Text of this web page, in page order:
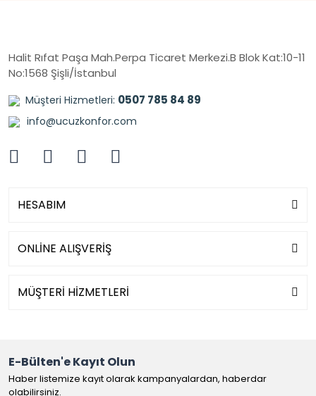
Halit Rıfat Paşa Mah.Perpa Ticaret Merkezi.B Blok Kat:10-11
No:1568 Şişli/İstanbul
Müşteri Hizmetleri: 0507 785 84 89
info@ucuzkonfor.com
HESABIM
ONLİNE ALIŞVERİŞ
MÜŞTERİ HİZMETLERİ
E-Bülten'e Kayıt Olun
Haber listemize kayıt olarak kampanyalardan, haberdar
olabilirsiniz.